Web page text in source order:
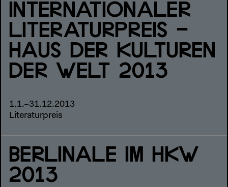
INTERNATIONALER
LITERATURPREIS –
HAUS DER KULTUREN
DER WELT 2013
1.1.–31.12.2013
Literaturpreis
BERLINALE IM HKW
2013